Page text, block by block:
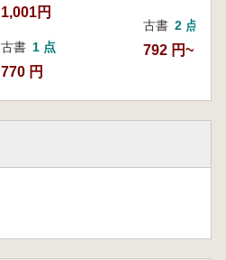
1,001円
古書 1 点
770 円
古書 2 点
792 円~